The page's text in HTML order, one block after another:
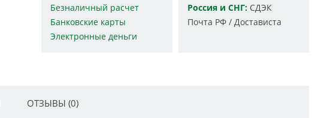
Безналичный расчет
Банковские карты
Электронные деньги
Россия и СНГ:СДЭК
Почта РФ / Достависта
ОТЗЫВЫ (0)